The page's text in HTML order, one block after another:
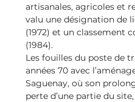
artisanales, agricoles et
valu une désignation de
(1972) et un classement
(1984).
Les fouilles du poste de
années 70 avec
Saguenay, où son
perte d’une partie du